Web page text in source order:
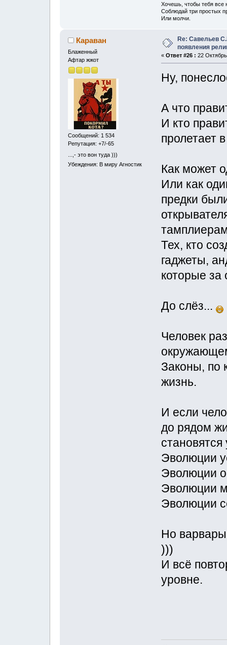
Хочешь, чтобы тебя все
Соблюдай три простых
Или молчи.
Караван
Блаженный
Афтар жжот
Сообщений: 1 534
Репутация: +7/-65
...,- это вон туда )))
Убеждения: В миру Агностик
Re: Савельев
появления
« Ответ #26 : 22
Ну,
А что
И кто
пролетает
Как может
Или как
предки
Тех, кто
гаджеты,
которые за
До слёз...
Человек
Законы, по
жизнь.
И если
до рядом
Эволюции
Эволюции
Эволюции
Эволюции
Но
)))
И всё
уровне.